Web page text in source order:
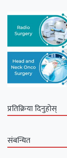
प्रतिक्रिया दिनुहोस्
संबन्धित